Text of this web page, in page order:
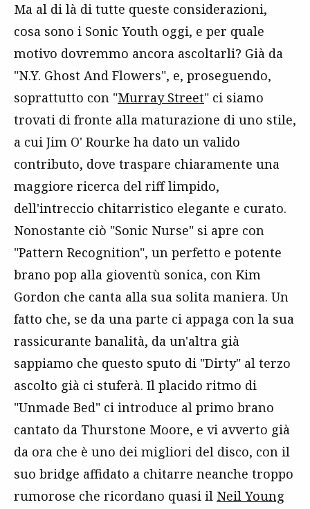
Ma al di là di tutte queste considerazioni,
cosa sono i Sonic Youth oggi, e per quale
motivo dovremmo ancora ascoltarli? Già da
"N.Y. Ghost And Flowers", e, proseguendo,
soprattutto con "Murray Street" ci siamo
trovati di fronte alla maturazione di uno stile,
a cui Jim O' Rourke ha dato un valido
contributo, dove traspare chiaramente una
maggiore ricerca del riff limpido,
dell'intreccio chitarristico elegante e curato.
Nonostante ciò "Sonic Nurse" si apre con
"Pattern Recognition", un perfetto e potente
brano pop alla gioventù sonica, con Kim
Gordon che canta alla sua solita maniera. Un
fatto che, se da una parte ci appaga con la sua
rassicurante banalità, da un'altra già
sappiamo che questo sputo di "Dirty" al terzo
ascolto già ci stuferà. Il placido ritmo di
"Unmade Bed" ci introduce al primo brano
cantato da Thurstone Moore, e vi avverto già
da ora che è uno dei migliori del disco, con il
suo bridge affidato a chitarre neanche troppo
rumorose che ricordano quasi il Neil Young